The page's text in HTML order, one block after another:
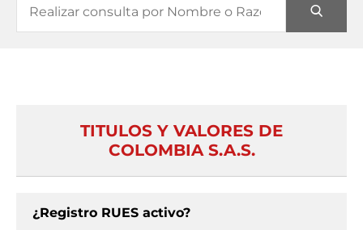
TITULOS Y VALORES DE
COLOMBIA S.A.S.
¿Registro RUES activo?